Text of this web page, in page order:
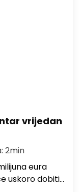
vrijedan
2min
eura
uskoro dobiti…